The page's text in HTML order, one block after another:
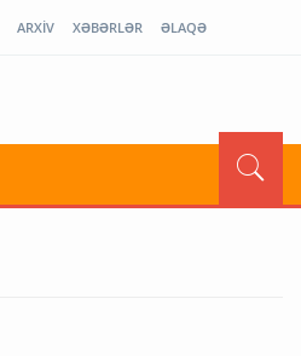
ARXİV XƏBƏRLƏR ƏLAQƏ